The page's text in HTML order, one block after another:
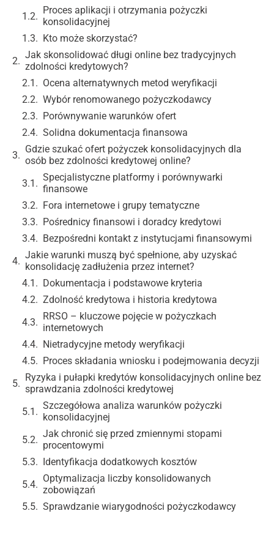
Proces aplikacji i otrzymania pożyczki
konsolidacyjnej
Kto może skorzystać?
Jak skonsolidować długi online bez tradycyjnych
zdolności kredytowych?
Ocena alternatywnych metod weryfikacji
Wybór renomowanego pożyczkodawcy
Porównywanie warunków ofert
Solidna dokumentacja finansowa
Gdzie szukać ofert pożyczek konsolidacyjnych dla
osób bez zdolności kredytowej online?
Specjalistyczne platformy i porównywarki
finansowe
Fora internetowe i grupy tematyczne
Pośrednicy finansowi i doradcy kredytowi
Bezpośredni kontakt z instytucjami finansowymi
Jakie warunki muszą być spełnione, aby uzyskać
konsolidację zadłużenia przez internet?
Dokumentacja i podstawowe kryteria
Zdolność kredytowa i historia kredytowa
RRSO – kluczowe pojęcie w pożyczkach
internetowych
Nietradycyjne metody weryfikacji
Proces składania wniosku i podejmowania decyzji
Ryzyka i pułapki kredytów konsolidacyjnych online bez
sprawdzania zdolności kredytowej
Szczegółowa analiza warunków pożyczki
konsolidacyjnej
Jak chronić się przed zmiennymi stopami
procentowymi
Identyfikacja dodatkowych kosztów
Optymalizacja liczby konsolidowanych
zobowiązań
Sprawdzanie wiarygodności pożyczkodawcy